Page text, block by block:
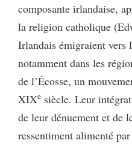
composante irlandaise,
la religion catholique
Irlandais émigraient vers
notamment dans les
de l’Écosse, un
XIXe siècle. Leur
de leur dénuement et de
ressentiment alimenté